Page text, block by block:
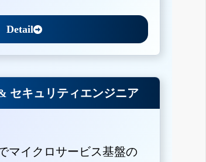
Detail
セキュリティエンジニア
マイクロサービス基盤の